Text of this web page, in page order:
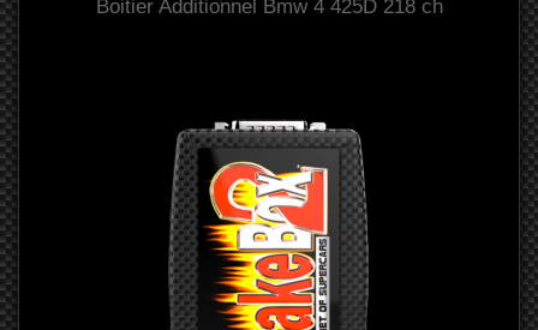
Boitier Additionnel Bmw 4 425D 218 ch